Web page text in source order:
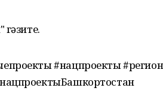
гәзите.
#нацпроекты